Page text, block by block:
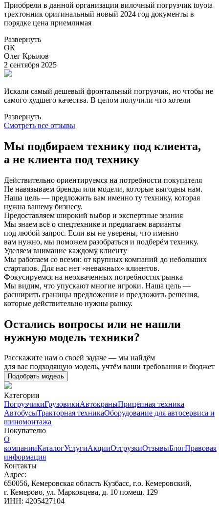
Приобрели в данной организации вилочный погрузчик toyota
трехтонник оригинальный новый 2024 год документы в
порядке цена приемлимая
Развернуть
ОК
Олег Крылов
2 сентября 2025
Искали самый дешевый фронтальный погрузчик, но чтобы не
самого худшего качества. В целом получили что хотели
Развернуть
Смотреть все отзывы
Мы подбираем технику под клиента,
а не клиента под технику
Действительно ориентируемся на потребности покупателя
Не навязываем бренды или модели, которые выгодны нам.
Наша цель — предложить вам именно ту технику, которая
нужна вашему бизнесу.
Предоставляем широкий выбор и экспертные знания
Мы знаем всё о спецтехнике и предлагаем варианты
под любой запрос. Если вы не уверены, что именно
вам нужно, мы поможем разобраться и подберём технику.
Уделяем внимание каждому клиенту
Мы работаем со всеми: от крупных компаний до небольших
стартапов. Для нас нет «неважных» клиентов.
Фокусируемся на неохваченных потребностях рынка
Мы видим, что упускают многие игроки. Наша цель —
расширить границы предложения и предложить решения,
которые действительно нужны рынку.
Остались вопросы или не нашли
нужную модель техники?
Расскажите нам о своей задаче — мы найдём
для вас подходящую модель, учтём ваши требования и бюджет
Подобрать модель
Категории
ПогрузчикиГрузовикиАвтокраныПрицепная техника
АвтобусыТракторная техникаОборудование для автосервиса и
шиномонтажа
Покупателю
О
компанииКаталогУслугиАкцииОтгрузкиОтзывыБлогПравовая
информация
Контакты
Адрес:
650056, Кемеровская область Кузбасс, г.о. Кемеровский,
г. Кемерово, ул. Марковцева, д. 10 помещ. 129
ИНН: 4205427104